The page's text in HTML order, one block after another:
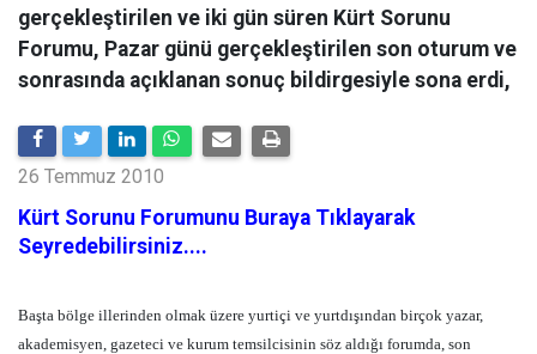
gerçekleştirilen ve iki gün süren Kürt Sorunu
Forumu, Pazar günü gerçekleştirilen son oturum ve
sonrasında açıklanan sonuç bildirgesiyle sona erdi,
26 Temmuz 2010
Kürt Sorunu Forumunu Buraya Tıklayarak
Seyredebilirsiniz....
Başta bölge illerinden olmak üzere yurtiçi ve yurtdışından birçok yazar,
akademisyen, gazeteci ve kurum temsilcisinin söz aldığı forumda, son